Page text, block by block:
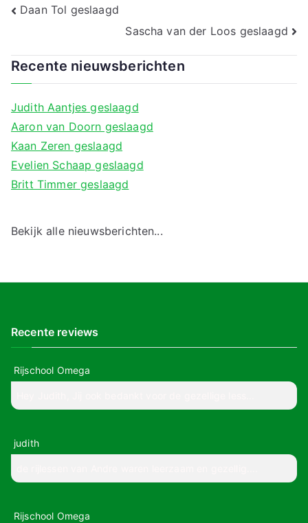
Bericht
Daan Tol geslaagd
Sascha van der Loos geslaagd
Recente nieuwsberichten
Judith Aantjes geslaagd
Aaron van Doorn geslaagd
Kaan Zeren geslaagd
Evelien Schaap geslaagd
Britt Timmer geslaagd
Bekijk alle nieuwsberichten...
Recente reviews
Rijschool Omega
judith
Rijschool Omega